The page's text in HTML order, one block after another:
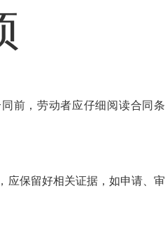
前，劳动者应仔细阅读合同条
应保留好相关证据，如申请、审